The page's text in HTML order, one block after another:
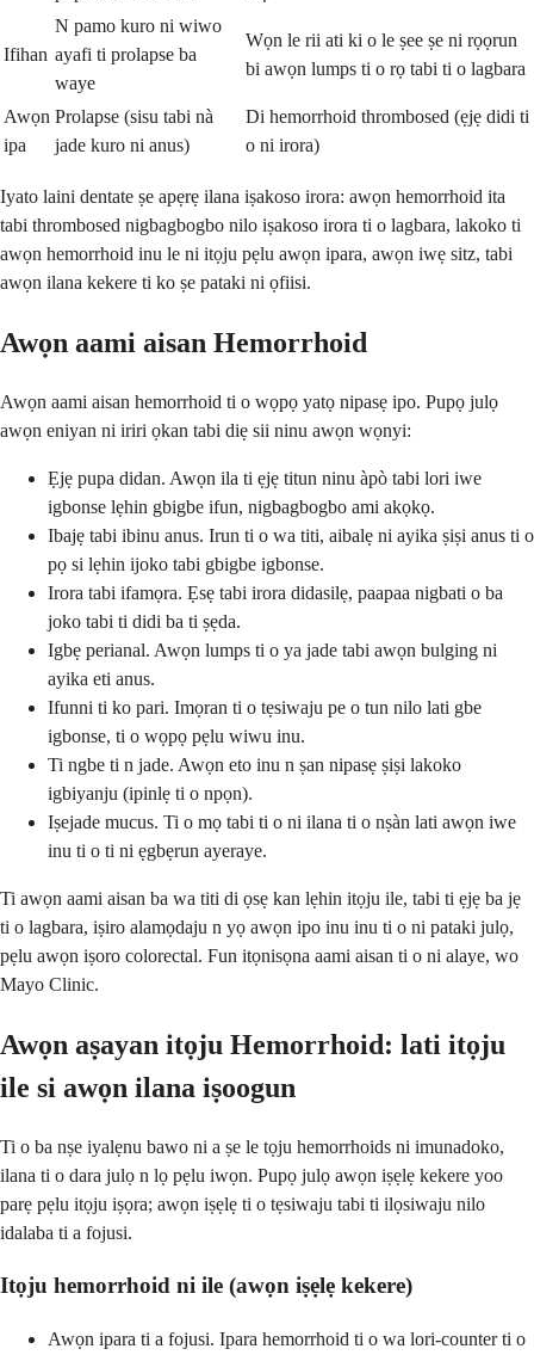
Ifihan
N pamo kuro ni wiwo
ayafi ti prolapse ba
waye
Wọn le rii ati ki o le ṣee ṣe ni rọọrun
bi awọn lumps ti o rọ tabi ti o lagbara
Awọn
ipa
Prolapse (sisu tabi nà
jade kuro ni anus)
Di hemorrhoid thrombosed (ẹjẹ didi ti
o ni irora)
Iyato laini dentate ṣe apẹrẹ ilana iṣakoso irora: awọn hemorrhoid ita
tabi thrombosed nigbagbogbo nilo iṣakoso irora ti o lagbara, lakoko ti
awọn hemorrhoid inu le ni itọju pẹlu awọn ipara, awọn iwẹ sitz, tabi
awọn ilana kekere ti ko ṣe pataki ni ọfiisi.
Awọn aami aisan Hemorrhoid
Awọn aami aisan hemorrhoid ti o wọpọ yatọ nipasẹ ipo. Pupọ julọ
awọn eniyan ni iriri ọkan tabi diẹ sii ninu awọn wọnyi:
Ẹjẹ pupa didan. Awọn ila ti ẹjẹ titun ninu àpò tabi lori iwe
igbonse lẹhin gbigbe ifun, nigbagbogbo ami akọkọ.
Ibajẹ tabi ibinu anus. Irun ti o wa titi, aibalẹ ni ayika ṣiṣi anus ti o
pọ si lẹhin ijoko tabi gbigbe igbonse.
Irora tabi ifamọra. Ẹsẹ tabi irora didasilẹ, paapaa nigbati o ba
joko tabi ti didi ba ti ṣẹda.
Igbẹ perianal. Awọn lumps ti o ya jade tabi awọn bulging ni
ayika eti anus.
Ifunni ti ko pari. Imọran ti o tẹsiwaju pe o tun nilo lati gbe
igbonse, ti o wọpọ pẹlu wiwu inu.
Ti ngbe ti n jade. Awọn eto inu n ṣan nipasẹ ṣiṣi lakoko
igbiyanju (ipinlẹ ti o npọn).
Iṣejade mucus. Ti o mọ tabi ti o ni ilana ti o nṣàn lati awọn iwe
inu ti o ti ni ẹgbẹrun ayeraye.
Ti awọn aami aisan ba wa titi di ọsẹ kan lẹhin itọju ile, tabi ti ẹjẹ ba jẹ
ti o lagbara, iṣiro alamọdaju n yọ awọn ipo inu inu ti o ni pataki julọ,
pẹlu awọn iṣoro colorectal. Fun itọnisọna aami aisan ti o ni alaye, wo
Mayo Clinic.
Awọn aṣayan itọju Hemorrhoid: lati itọju
ile si awọn ilana iṣoogun
Ti o ba nṣe iyalẹnu bawo ni a ṣe le tọju hemorrhoids ni imunadoko,
ilana ti o dara julọ n lọ pẹlu iwọn. Pupọ julọ awọn iṣẹlẹ kekere yoo
parẹ pẹlu itọju iṣọra; awọn iṣẹlẹ ti o tẹsiwaju tabi ti ilọsiwaju nilo
idalaba ti a fojusi.
Itọju hemorrhoid ni ile (awọn iṣẹlẹ kekere)
Awọn ipara ti a fojusi. Ipara hemorrhoid ti o wa lori-counter ti o